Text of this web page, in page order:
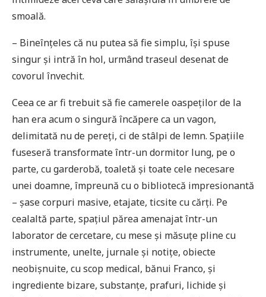
smoală.
– Bineînțeles că nu putea să fie simplu, își spuse
singur și intră în hol, urmând traseul desenat de
covorul învechit.
Ceea ce ar fi trebuit să fie camerele oaspeților de la
han era acum o singură încăpere ca un vagon,
delimitată nu de pereți, ci de stâlpi de lemn. Spațiile
fuseseră transformate într-un dormitor lung, pe o
parte, cu garderobă, toaletă și toate cele necesare
unei doamne, împreună cu o bibliotecă impresionantă
– șase corpuri masive, etajate, ticsite cu cărți. Pe
cealaltă parte, spațiul părea amenajat într-un
laborator de cercetare, cu mese și măsuțe pline cu
instrumente, unelte, jurnale și notițe, obiecte
neobișnuite, cu scop medical, bănui Franco, și
ingrediente bizare, substanțe, prafuri, lichide și